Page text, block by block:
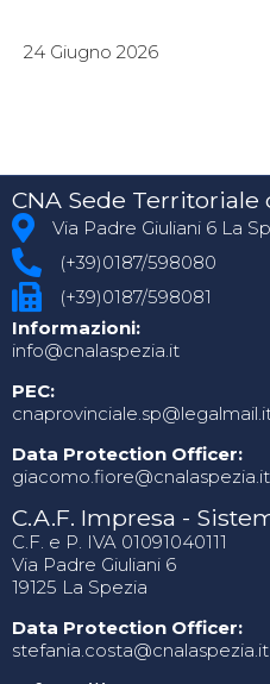
24 Giugno 2026
CNA Sede Territoriale
Via Padre Giuliani 6 La
(+39)0187/598080
(+39)0187/598081
Informazioni:
info@cnalaspezia.it
PEC:
Data Protection Officer:
giacomo.fiore@cnalaspezia.it
C.A.F. Impresa -
C.F. e P. IVA 01091040111
Via Padre Giuliani 6
19125 La Spezia
Data Protection Officer:
stefania.costa@cnalaspezia.it